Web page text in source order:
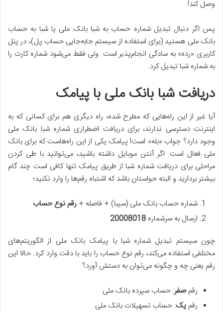
وصل کند!
پس اگر دنبال تبدیل شماره حساب به شبا بانک ملی یا شبا به حساب
بانک ملی هستید (برای استفاده از سیستم جابه‌جایی حساب پل)، در پنل
کاربری «رده» به سادگی انجام‌پذیر است. ولی فقط می‌شود شماره کارت را
به شماره شبا تبدیل کرد.
دریافت شبا بانک ملی با پیامک
آیا غیر از این راه‌هایی که مطرح شده، راه دیگری هم برای کسانی که به
اینترنت دسترسی ندارند، برای دریافت اضطراری شماره شبا بانک ملی
وجود دارد؟ جواب «بله» است! پیامک یکی از این راه‌هاست که برای بانک
ملی فعال است. اگر آنتن موبایل داشته باشید، می‌توانید با طی کردن
مراحلی برای دریافت شماره شبا از طریق پیامک تنها کافی است چند گام
بیشتر بردارید و البته حواستان باشد که اشتباه رقم‌ها را وارد نکنید؛
شماره حساب بانک ملی (سیبا) + فاصله + رقم نوع حساب
ارسال به سرشماره 20008018
چون سیستم تبدیل شماره شبا با پیامک بانک ملی از الگوریتم‌های
مختلفی استفاده می‌کند، رقم نوع حساب را باید با دقت وارد کرد. حالا این
رقم یعنی چه و چگونه می‌توان به دستش آورد؟
رقم صفر: حساب سپرده بانک ملی
رقم یک: حساب تسهیلات بانک ملی